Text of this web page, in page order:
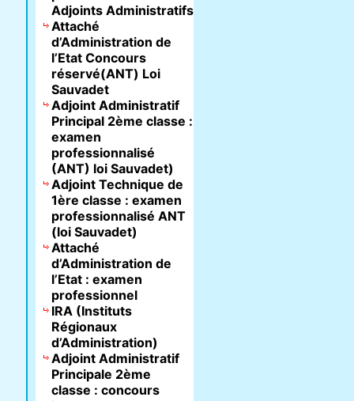
Adjoints Administratifs
Attaché
d’Administration de
l’Etat Concours
réservé(ANT) Loi
Sauvadet
Adjoint Administratif
Principal 2ème classe :
examen
professionnalisé
(ANT) loi Sauvadet)
Adjoint Technique de
1ère classe : examen
professionnalisé ANT
(loi Sauvadet)
Attaché
d’Administration de
l’Etat : examen
professionnel
IRA (Instituts
Régionaux
d’Administration)
Adjoint Administratif
Principale 2ème
classe : concours